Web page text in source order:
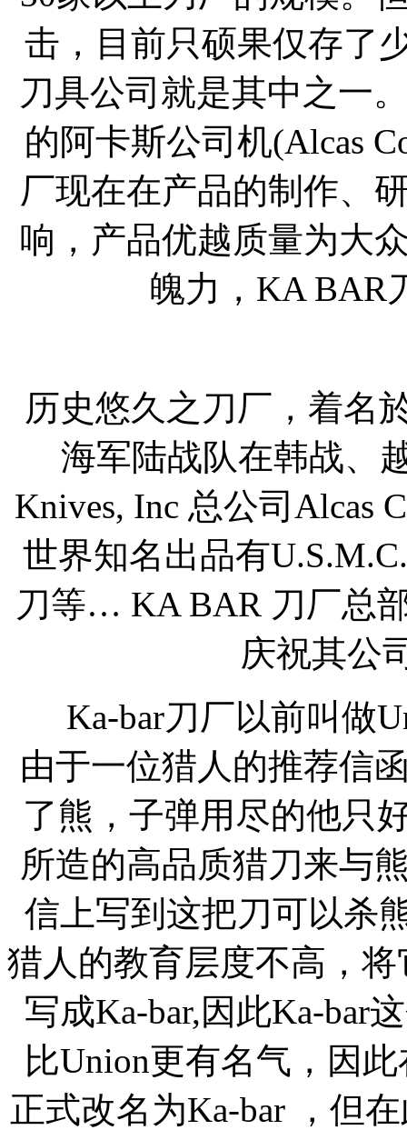
击，目前只硕果仅存了
刀具公司就是其中之一
的阿卡斯公司机(Alcas
厂现在在产品的制作、
响，产品优越质量为大
魄力，KA BAR
历史悠久之刀厂，着名
海军陆战队在韩战、
Knives, Inc 总公司Alcas
世界知名出品有
刀等… KA BAR 刀厂总
庆祝其公
Ka-bar刀厂以前叫做
由于一位猎人的推荐信
了熊，子弹用尽的他只
所造的高品质猎刀来与
信上写到这把刀可以杀
猎人的教育层度不高，
写成Ka-bar,因此Ka-bar
比Union更有名气，因
正式改名为Ka-bar ，但